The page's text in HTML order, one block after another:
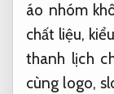
áo nhóm
chất liệu,
thanh lịch
cùng logo,